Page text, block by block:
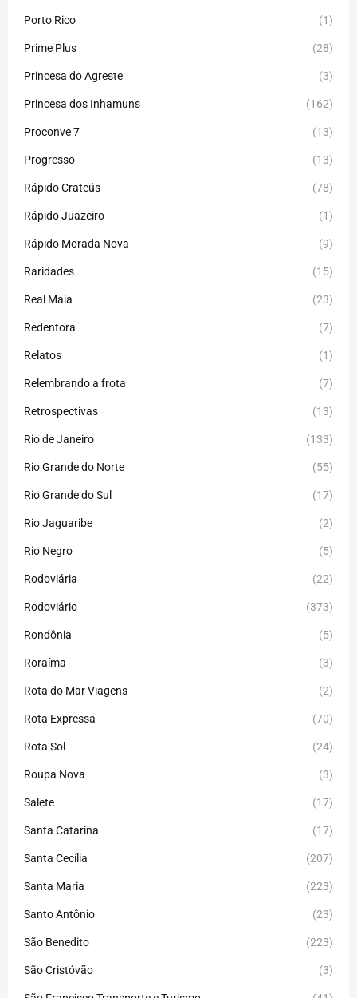
Porto Rico (1)
Prime Plus (28)
Princesa do Agreste (3)
Princesa dos Inhamuns (162)
Proconve 7 (13)
Progresso (13)
Rápido Crateús (78)
Rápido Juazeiro (1)
Rápido Morada Nova (9)
Raridades (15)
Real Maia (23)
Redentora (7)
Relatos (1)
Relembrando a frota (7)
Retrospectivas (13)
Rio de Janeiro (133)
Rio Grande do Norte (55)
Rio Grande do Sul (17)
Rio Jaguaribe (2)
Rio Negro (5)
Rodoviária (22)
Rodoviário (373)
Rondônia (5)
Roraíma (3)
Rota do Mar Viagens (2)
Rota Expressa (70)
Rota Sol (24)
Roupa Nova (3)
Salete (17)
Santa Catarina (17)
Santa Cecília (207)
Santa Maria (223)
Santo Antônio (23)
São Benedito (223)
São Cristóvão (3)